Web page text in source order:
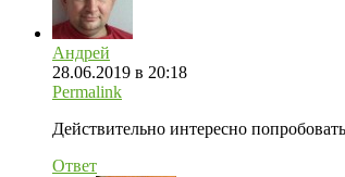
Андрей
28.06.2019 в 20:18
Permalink
Действительно интересно
Ответ